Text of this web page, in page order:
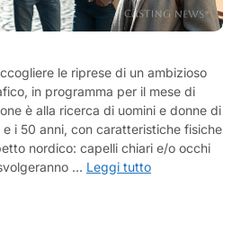
le riprese di un ambizioso
in programma per il mese di
è alla ricerca di uomini e donne di
i 50 anni, con caratteristiche fisiche
nordico: capelli chiari e/o occhi
… Leggi tutto